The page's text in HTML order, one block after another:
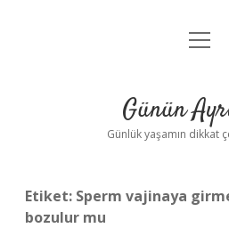
Anasayfa
Yasal
Günün
Günlük yaşamın dikkat
Etiket: Sperm vajinaya
bozulur mu